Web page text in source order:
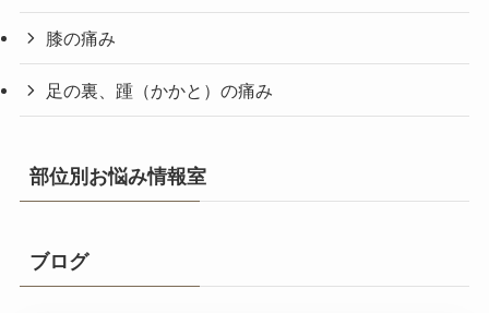
膝の痛み
足の裏、踵（かかと）の痛み
部位別お悩み情報室
ブログ